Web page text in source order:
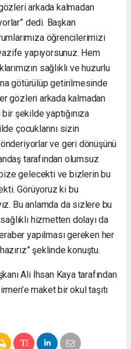
arkada kalmadan
dedi. Başkan
öğrencilerimizi
yapıyorsunuz. Hem
sağlıklı ve huzurlu
götürülüp getirilmesinde
gözleri arkada kalmadan
şekilde yaptığınıza
çocuklarını sizin
ve geri dönüşünü
tarafından olumsuz
gelecekti ve bizlerin bu
Görüyoruz ki bu
Bu anlamda da sizlere bu
hizmetten dolayı da
yapılması gereken her
şeklinde konuştu.
Ali İhsan Kaya tarafından
maket bir okul taşıtı